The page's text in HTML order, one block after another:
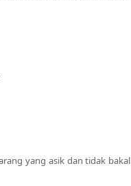
yang asik dan tidak bakal